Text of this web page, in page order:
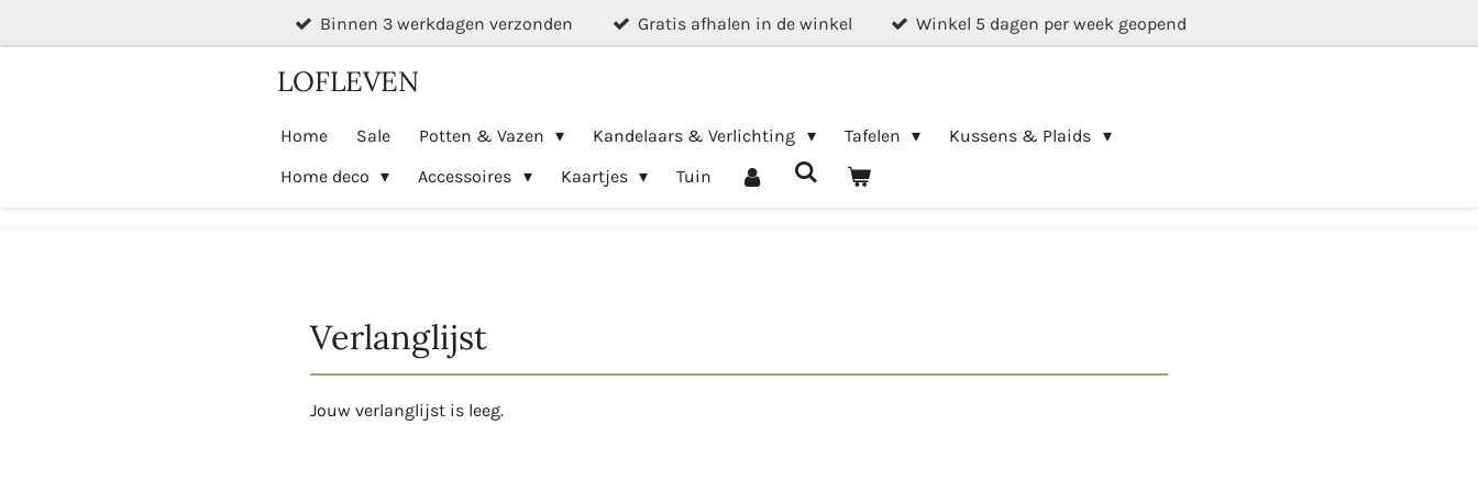
Binnen 3 werkdagen verzonden Gratis afhalen in de winkel Winkel 5 dagen per week geopend
LOFLEVEN
Home Sale Potten & Vazen Kandelaars & Verlichting Tafelen
Kussens & Plaids
Home deco
Accessoires Kaartjes Tuin
Verlanglijst
Jouw verlanglijst is leeg.